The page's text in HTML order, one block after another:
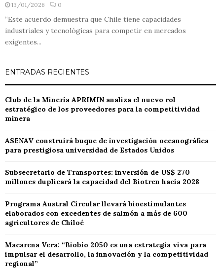
13/01/2026 0
“Este acuerdo demuestra que Chile tiene capacidades
industriales y tecnológicas para competir en mercados
exigentes...
ENTRADAS RECIENTES
Club de la Minería APRIMIN analiza el nuevo rol
estratégico de los proveedores para la competitividad
minera
ASENAV construirá buque de investigación oceanográfica
para prestigiosa universidad de Estados Unidos
Subsecretario de Transportes: inversión de US$ 270
millones duplicará la capacidad del Biotren hacia 2028
Programa Austral Circular llevará bioestimulantes
elaborados con excedentes de salmón a más de 600
agricultores de Chiloé
Macarena Vera: “Biobío 2050 es una estrategia viva para
impulsar el desarrollo, la innovación y la competitividad
regional”